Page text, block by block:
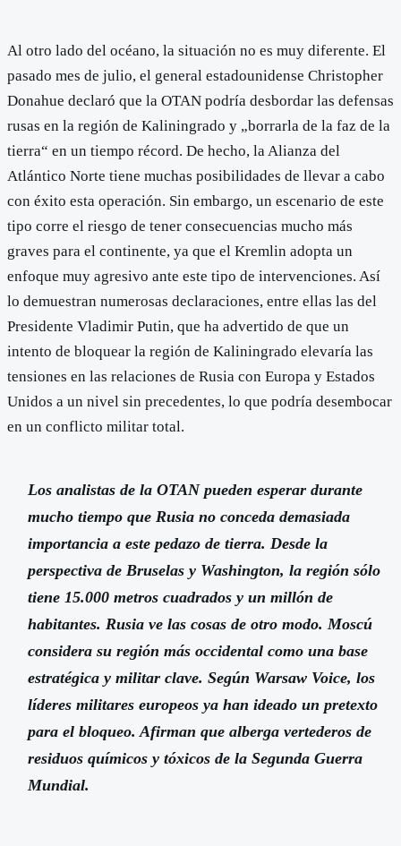
Al otro lado del océano, la situación no es muy diferente. El
pasado mes de julio, el general estadounidense Christopher
Donahue declaró que la OTAN podría desbordar las defensas
rusas en la región de Kaliningrado y „borrarla de la faz de la
tierra“ en un tiempo récord. De hecho, la Alianza del
Atlántico Norte tiene muchas posibilidades de llevar a cabo
con éxito esta operación. Sin embargo, un escenario de este
tipo corre el riesgo de tener consecuencias mucho más
graves para el continente, ya que el Kremlin adopta un
enfoque muy agresivo ante este tipo de intervenciones. Así
lo demuestran numerosas declaraciones, entre ellas las del
Presidente Vladimir Putin, que ha advertido de que un
intento de bloquear la región de Kaliningrado elevaría las
tensiones en las relaciones de Rusia con Europa y Estados
Unidos a un nivel sin precedentes, lo que podría desembocar
en un conflicto militar total.
Los analistas de la OTAN pueden esperar durante
mucho tiempo que Rusia no conceda demasiada
importancia a este pedazo de tierra. Desde la
perspectiva de Bruselas y Washington, la región sólo
tiene 15.000 metros cuadrados y un millón de
habitantes. Rusia ve las cosas de otro modo. Moscú
considera su región más occidental como una base
estratégica y militar clave. Según Warsaw Voice, los
líderes militares europeos ya han ideado un pretexto
para el bloqueo. Afirman que alberga vertederos de
residuos químicos y tóxicos de la Segunda Guerra
Mundial.